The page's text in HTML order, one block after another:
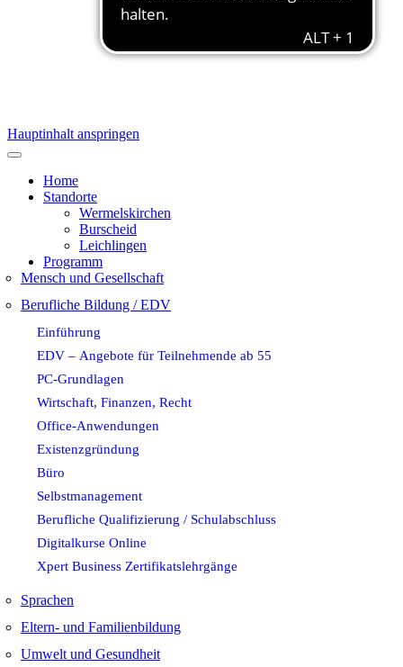
Hauptinhalt anspringen
Home
Standorte
Wermelskirchen
Burscheid
Leichlingen
Programm
Mensch und Gesellschaft
Berufliche Bildung / EDV
Einführung
EDV – Angebote für Teilnehmende ab 55
PC-Grundlagen
Wirtschaft, Finanzen, Recht
Office-Anwendungen
Existenzgründung
Büro
Selbstmanagement
Berufliche Qualifizierung / Schulabschluss
Digitalkurse Online
Xpert Business Zertifikatslehrgänge
Sprachen
Eltern- und Familienbildung
Umwelt und Gesundheit